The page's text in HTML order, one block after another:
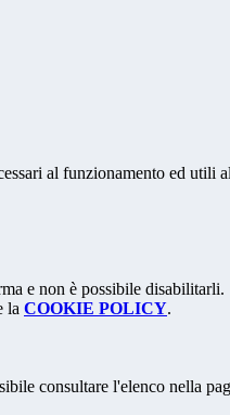
al funzionamento ed utili
e non è possibile disabilitarli.
la COOKIE POLICY.
consultare l'elenco nella